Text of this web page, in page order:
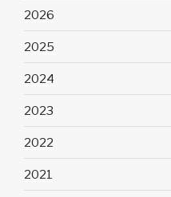
2026
2025
2024
2023
2022
2021